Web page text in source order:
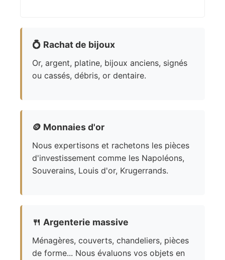
💍 Rachat de bijoux
Or, argent, platine, bijoux anciens, signés
ou cassés, débris, or dentaire.
🪙 Monnaies d'or
Nous expertisons et rachetons les pièces
d'investissement comme les Napoléons,
Souverains, Louis d'or, Krugerrands.
🍴 Argenterie massive
Ménagères, couverts, chandeliers, pièces
de forme... Nous évaluons vos objets en